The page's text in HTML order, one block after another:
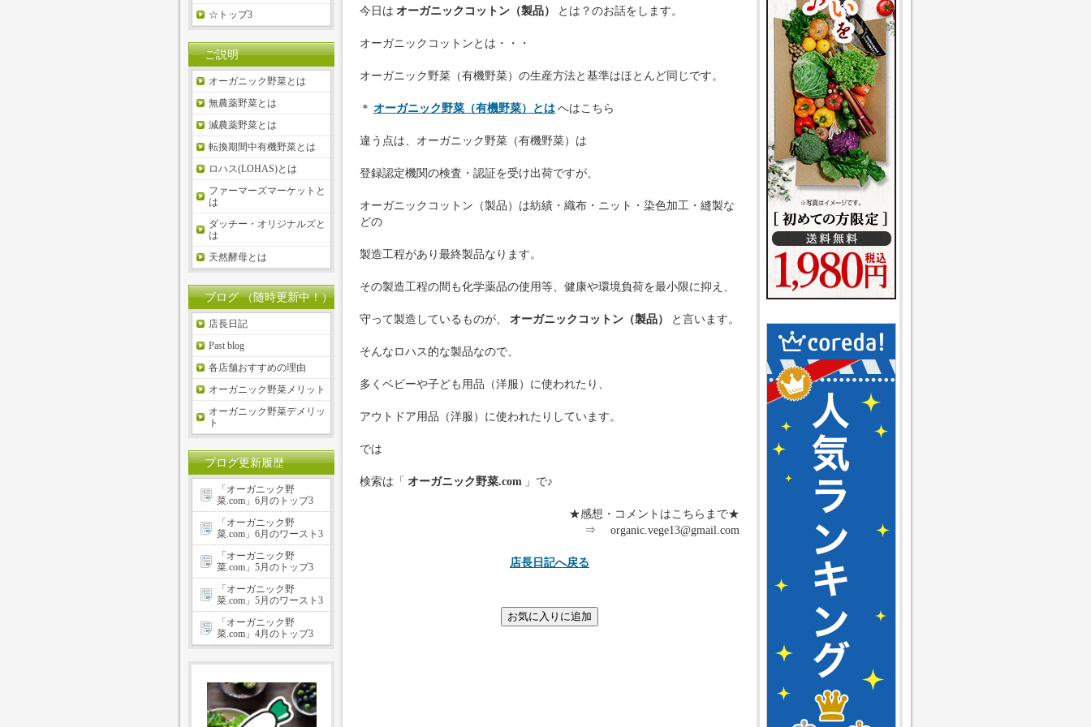
今日は オーガニックコットン（製品） とは？のお話をします。
オーガニックコットンとは・・・
オーガニック野菜（有機野菜）の生産方法と基準はほとんど同じです。
＊ オーガニック野菜（有機野菜）とはへはこちら
違う点は、オーガニック野菜（有機野菜）は
登録認定機関の検査・認証を受け出荷ですが、
オーガニックコットン（製品）は紡績・織布・ニット・染色加工・縫製な
どの
製造工程があり最終製品なります。
その製造工程の間も化学薬品の使用等、健康や環境負荷を最小限に抑え、
守って製造しているものが、 オーガニックコットン（製品） と言います。
そんなロハス的な製品なので、
多くベビーや子ども用品（洋服）に使われたり、
アウトドア用品（洋服）に使われたりしています。
では
検索は「 オーガニック野菜.com 」で♪
★感想・コメントはこちらまで★
⇒ organic.vege13@gmail.com
店長日記へ戻る
☆トップ3
ご説明
オーガニック野菜とは
無農薬野菜とは
減農薬野菜とは
転換期間中有機野菜とは
ロハス(LOHAS)とは
ファーマーズマーケットと
は
ダッチー・オリジナルズと
は
天然酵母とは
ブログ （随時更新中！）
店長日記
Past blog
各店舗おすすめの理由
オーガニック野菜メリット
オーガニック野菜デメリッ
ト
ブログ更新履歴
「オーガニック野
菜.com」6月のトップ3
「オーガニック野
菜.com」6月のワースト3
「オーガニック野
菜.com」5月のトップ3
「オーガニック野
菜.com」5月のワースト3
「オーガニック野
菜.com」4月のトップ3